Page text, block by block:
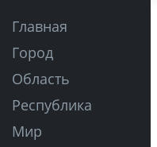
Главная
Город
Область
Республика
Мир